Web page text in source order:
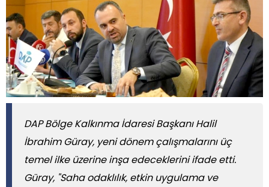
DAP Bölge Kalkınma İdaresi Başkanı Halil
İbrahim Güray, yeni dönem çalışmalarını üç
temel ilke üzerine inşa edeceklerini ifade etti.
Güray, "Saha odaklılık, etkin uygulama ve